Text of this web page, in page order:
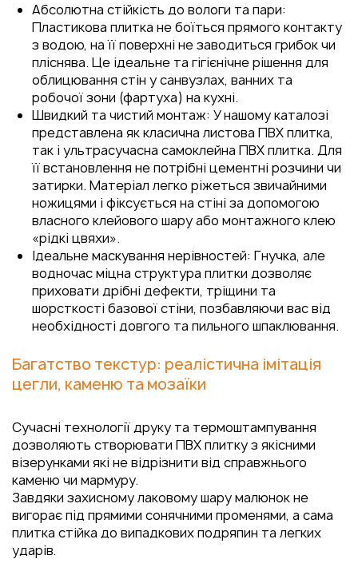
Абсолютна стійкість до вологи та пари:
Пластикова плитка не боїться прямого контакту
з водою, на її поверхні не заводиться грибок чи
пліснява. Це ідеальне та гігієнічне рішення для
облицювання стін у санвузлах, ванних та
робочої зони (фартуха) на кухні.
Швидкий та чистий монтаж: У нашому каталозі
представлена як класична листова ПВХ плитка,
так і ультрасучасна самоклейна ПВХ плитка. Для
її встановлення не потрібні цементні розчини чи
затирки. Матеріал легко ріжеться звичайними
ножицями і фіксується на стіні за допомогою
власного клейового шару або монтажного клею
«рідкі цвяхи».
Ідеальне маскування нерівностей: Гнучка, але
водночас міцна структура плитки дозволяє
приховати дрібні дефекти, тріщини та
шорсткості базової стіни, позбавляючи вас від
необхідності довгого та пильного шпаклювання.
Багатство текстур: реалістична імітація
цегли, каменю та мозаїки
Сучасні технології друку та термоштампування
дозволяють створювати ПВХ плитку з якісними
візерунками які не відрізнити від справжнього
каменю чи мармуру.
Завдяки захисному лаковому шару малюнок не
вигорає під прямими сонячними променями, а сама
плитка стійка до випадкових подряпин та легких
ударів.